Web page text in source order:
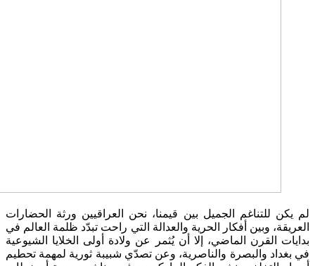
لم يكن للتناغم الجميل بين قيمنا، نحن العراقيين ورثة الحضارات
العريقة، وبين أفكار الحرية والعدالة التي راحت تبدّد ظلمة العالم في
بدايات القرن الماضي، إلا أن يُثمر عن ولادة أولى الخلايا الشيوعية
في بغداد والبصرة والناصرية، وعن تصدّي شبيبة ثورية لمهمة تحطيم